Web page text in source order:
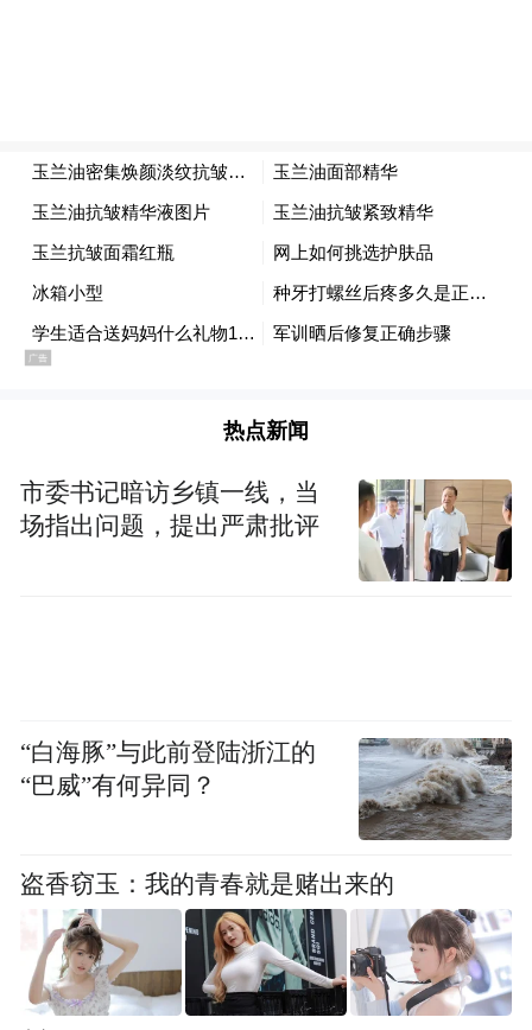
热点新闻
市委书记暗访乡镇一线，当
场指出问题，提出严肃批评
“白海豚”与此前登陆浙江的
“巴威”有何异同？
盗香窃玉：我的青春就是赌出来的